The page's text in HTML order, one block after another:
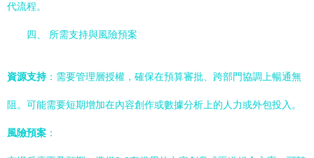
代流程。
四、 所需支持與風險預案
資源支持：需要管理層授權，確保在預算審批、跨部門協調上暢通無
阻。可能需要短期增加在內容創作或數據分析上的人力或外包投入。
風險預案 ：